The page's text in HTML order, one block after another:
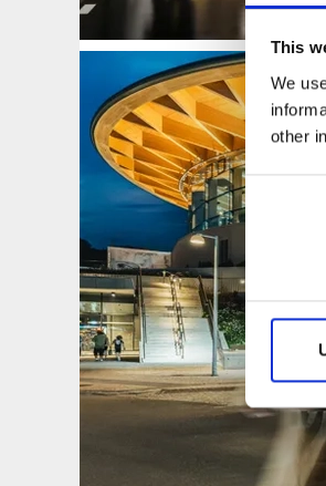
This
We
other
Consent
Selection